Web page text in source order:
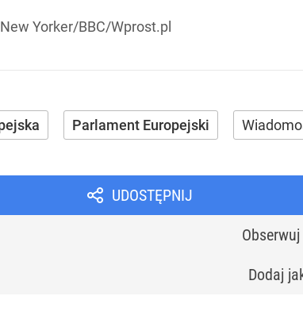
Yorker/BBC/Wprost.pl
Parlament Europejski
UDOSTĘPNIJ
Dodaj